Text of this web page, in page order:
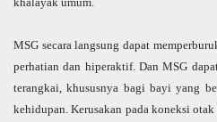
MSG secara langsung dapat
perhatian dan hiperaktif. Dan MSG
terangkai, khususnya bagi bayi yang
kehidupan. Kerusakan pada koneksi